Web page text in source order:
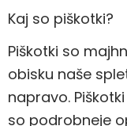
Kaj so piškotki?
Piškotki so
obisku naše
napravo.
so podrobneje